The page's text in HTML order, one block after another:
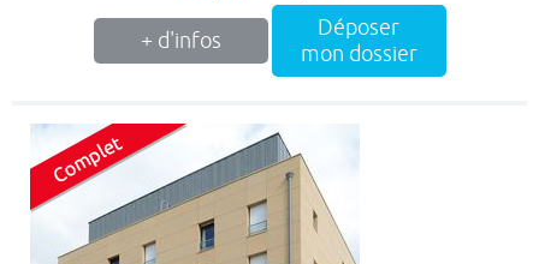
+ d'infos
Déposer
mon dossier